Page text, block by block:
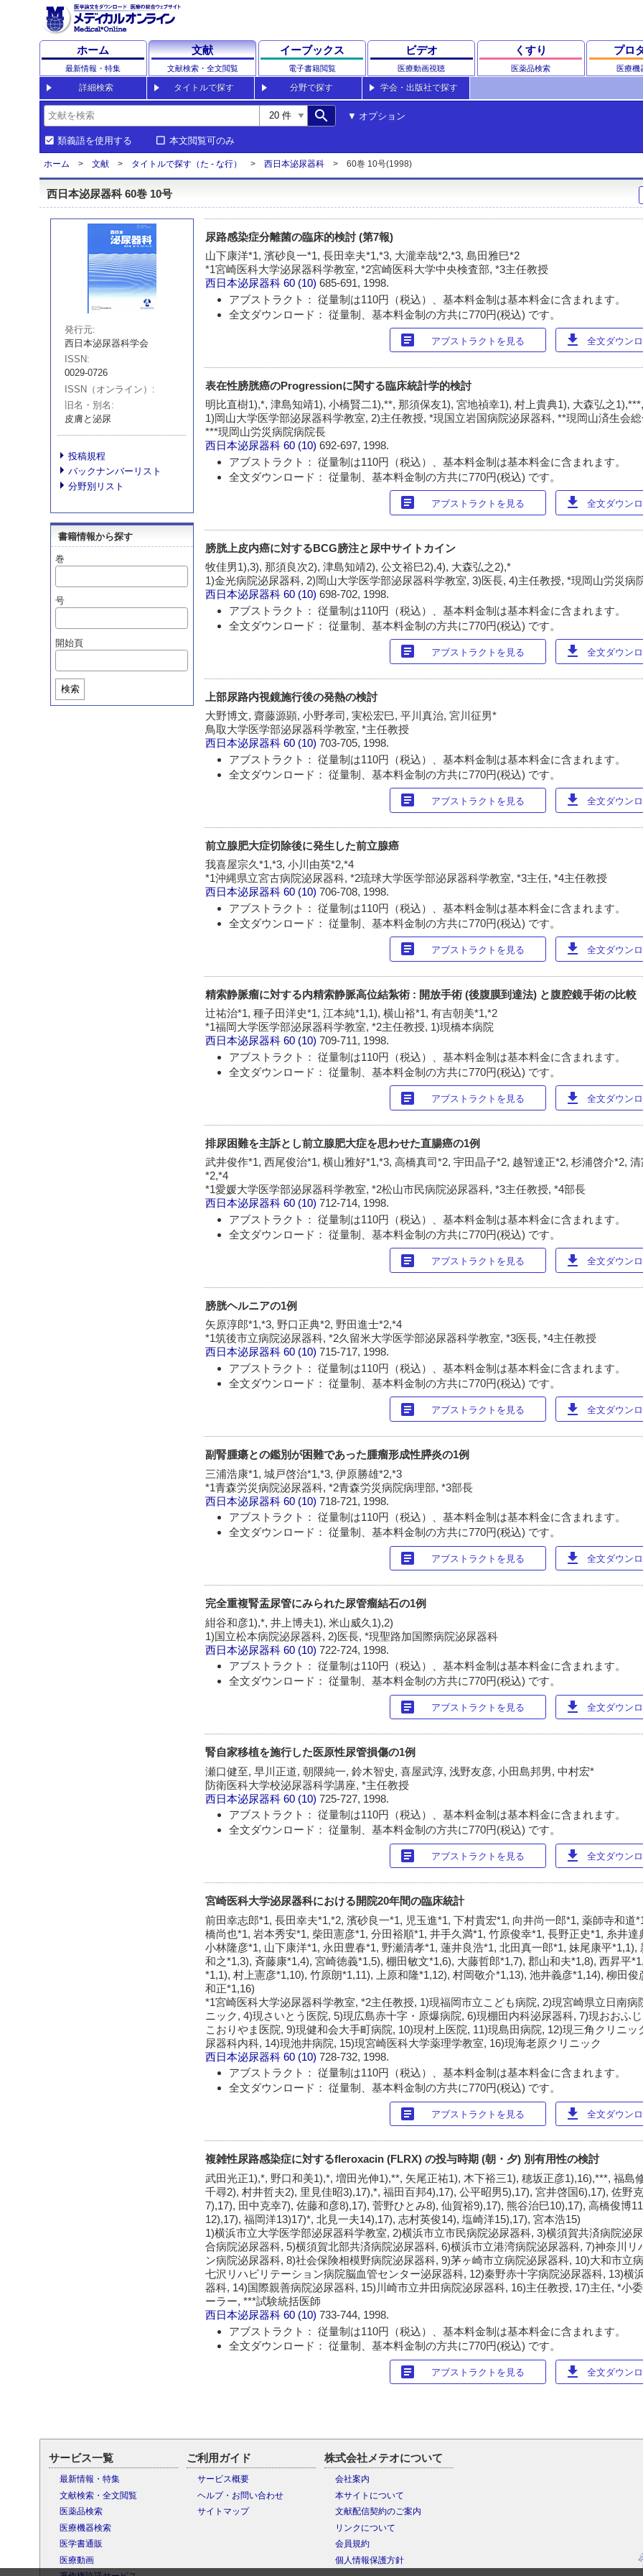
ホーム
最新情報・特集
文献
文献検索・全文閲覧
イーブックス
電子書籍閲覧
ビデオ
医療動画視聴
くすり
医薬品検索
プロ
医療機
詳細検索 タイトルで探す 分野で探す 学会・出版社で探す
search オプション
類義語を使用する 本文閲覧可のみ
ホーム 文献 タイトルで探す（た - な行） 西日本泌尿器科 60巻 10号(1998)
西日本泌尿器科 60巻 10号
発行元
西日本泌尿器科学会
ISSN
0029-0726
ISSN（オンライン）
旧名・別名
皮膚と泌尿
投稿規程
バックナンバーリスト
分野別リスト
書籍情報から探す
巻
号
開始頁
検索
尿路感染症分離菌の臨床的検討 (第7報)
山下康洋*1, 濱砂良一*1, 長田幸夫*1,*3, 大瀧幸哉*2,*3, 島田雅巳*2
*1宮崎医科大学泌尿器科学教室, *2宮崎医科大学中央検査部, *3主任教授
西日本泌尿器科 60 (10)685-691, 1998.
アブストラクト： 従量制は110円（税込）、基本料金制は基本料金に含まれます。
全文ダウンロード： 従量制、基本料金制の方共に770円(税込) です。
article アブストラクトを見る download 全文ダウン
表在性膀胱癌のProgressionに関する臨床統計学的検討
明比直樹1),*, 津島知靖1), 小橋賢二1),**, 那須保友1), 宮地禎幸1), 村上貴典1), 大森弘之
1)岡山大学医学部泌尿器科学教室, 2)主任教授, *現国立岩国病院泌尿器科, **現岡山済生会
***現岡山労災病院病院長
西日本泌尿器科 60 (10)692-697, 1998.
アブストラクト： 従量制は110円（税込）、基本料金制は基本料金に含まれます。
全文ダウンロード： 従量制、基本料金制の方共に770円(税込) です。
article アブストラクトを見る download 全文ダウン
膀胱上皮内癌に対するBCG膀注と尿中サイトカイン
牧佳男1),3), 那須良次2), 津島知靖2), 公文裕巳2),4), 大森弘之2),*
1)金光病院泌尿器科, 2)岡山大学医学部泌尿器科学教室, 3)医長, 4)主任教授, *現岡山労災病
西日本泌尿器科 60 (10)698-702, 1998.
アブストラクト： 従量制は110円（税込）、基本料金制は基本料金に含まれます。
全文ダウンロード： 従量制、基本料金制の方共に770円(税込) です。
article アブストラクトを見る download 全文ダウン
上部尿路内視鏡施行後の発熱の検討
大野博文, 齋藤源顕, 小野孝司, 実松宏巳, 平川真治, 宮川征男*
鳥取大学医学部泌尿器科学教室, *主任教授
西日本泌尿器科 60 (10)703-705, 1998.
アブストラクト： 従量制は110円（税込）、基本料金制は基本料金に含まれます。
全文ダウンロード： 従量制、基本料金制の方共に770円(税込) です。
article アブストラクトを見る download 全文ダウン
前立腺肥大症切除後に発生した前立腺癌
我喜屋宗久*1,*3, 小川由英*2,*4
*1沖縄県立宮古病院泌尿器科, *2琉球大学医学部泌尿器科学教室, *3主任, *4主任教授
西日本泌尿器科 60 (10)706-708, 1998.
アブストラクト： 従量制は110円（税込）、基本料金制は基本料金に含まれます。
全文ダウンロード： 従量制、基本料金制の方共に770円(税込) です。
article アブストラクトを見る download 全文ダウン
精索静脈瘤に対する内精索静脈高位結紮術 : 開放手術 (後腹膜到達法) と腹腔鏡手術の比較
辻祐治*1, 種子田洋史*1, 江本純*1,1), 横山裕*1, 有吉朝美*1,*2
*1福岡大学医学部泌尿器科学教室, *2主任教授, 1)現橋本病院
西日本泌尿器科 60 (10)709-711, 1998.
アブストラクト： 従量制は110円（税込）、基本料金制は基本料金に含まれます。
全文ダウンロード： 従量制、基本料金制の方共に770円(税込) です。
article アブストラクトを見る download 全文ダウン
排尿困難を主訴とし前立腺肥大症を思わせた直腸癌の1例
武井俊作*1, 西尾俊治*1, 横山雅好*1,*3, 高橋真司*2, 宇田晶子*2, 越智達正*2, 杉浦啓介*2,
*2,*4
*1愛媛大学医学部泌尿器科学教室, *2松山市民病院泌尿器科, *3主任教授, *4部長
西日本泌尿器科 60 (10)712-714, 1998.
アブストラクト： 従量制は110円（税込）、基本料金制は基本料金に含まれます。
全文ダウンロード： 従量制、基本料金制の方共に770円(税込) です。
article アブストラクトを見る download 全文ダウン
膀胱ヘルニアの1例
矢原淳郎*1,*3, 野口正典*2, 野田進士*2,*4
*1筑後市立病院泌尿器科, *2久留米大学医学部泌尿器科学教室, *3医長, *4主任教授
西日本泌尿器科 60 (10)715-717, 1998.
アブストラクト： 従量制は110円（税込）、基本料金制は基本料金に含まれます。
全文ダウンロード： 従量制、基本料金制の方共に770円(税込) です。
article アブストラクトを見る download 全文ダウン
副腎腫瘍との鑑別が困難であった腫瘤形成性膵炎の1例
三浦浩康*1, 城戸啓治*1,*3, 伊原勝雄*2,*3
*1青森労災病院泌尿器科, *2青森労災病院病理部, *3部長
西日本泌尿器科 60 (10)718-721, 1998.
アブストラクト： 従量制は110円（税込）、基本料金制は基本料金に含まれます。
全文ダウンロード： 従量制、基本料金制の方共に770円(税込) です。
article アブストラクトを見る download 全文ダウン
完全重複腎盂尿管にみられた尿管瘤結石の1例
紺谷和彦1),*, 井上博夫1), 米山威久1),2)
1)国立松本病院泌尿器科, 2)医長, *現聖路加国際病院泌尿器科
西日本泌尿器科 60 (10)722-724, 1998.
アブストラクト： 従量制は110円（税込）、基本料金制は基本料金に含まれます。
全文ダウンロード： 従量制、基本料金制の方共に770円(税込) です。
article アブストラクトを見る download 全文ダウン
腎自家移植を施行した医原性尿管損傷の1例
瀬口健至, 早川正道, 朝隈純一, 鈴木智史, 喜屋武淳, 浅野友彦, 小田島邦男, 中村宏*
防衛医科大学校泌尿器科学講座, *主任教授
西日本泌尿器科 60 (10)725-727, 1998.
アブストラクト： 従量制は110円（税込）、基本料金制は基本料金に含まれます。
全文ダウンロード： 従量制、基本料金制の方共に770円(税込) です。
article アブストラクトを見る download 全文ダウン
宮崎医科大学泌尿器科における開院20年間の臨床統計
前田幸志郎*1, 長田幸夫*1,*2, 濱砂良一*1, 児玉進*1, 下村貴宏*1, 向井尚一郎*1, 薬師寺和道
橋尚也*1, 岩本秀安*1, 柴田憲彦*1, 分田裕順*1, 井手久満*1, 竹原俊幸*1, 長野正史*1, 糸井達
小林隆彦*1, 山下康洋*1, 永田豊春*1, 野瀬清孝*1, 蓮井良浩*1, 北田真一郎*1, 妹尾康平*1,1),
和之*1,3), 斉藤康*1,4), 宮崎徳義*1,5), 棚田敏文*1,6), 大藤哲郎*1,7), 郡山和夫*1,8), 西昇平
*1,1), 村上憲彦*1,10), 竹原朗*1,11), 上原和隆*1,12), 村岡敬介*1,13), 池井義彦*1,14), 柳田俊
和正*1,16)
*1宮崎医科大学泌尿器科学教室, *2主任教授, 1)現福岡市立こども病院, 2)現宮崎県立日南病
ニック, 4)現さいとう医院, 5)現広島赤十字・原爆病院, 6)現棚田内科泌尿器科, 7)現おおふ
こおりやま医院, 9)現健和会大手町病院, 10)現村上医院, 11)現島田病院, 12)現三角クリニッ
尿器科内科, 14)現池井病院, 15)現宮崎医科大学薬理学教室, 16)現海老原クリニック
西日本泌尿器科 60 (10)728-732, 1998.
アブストラクト： 従量制は110円（税込）、基本料金制は基本料金に含まれます。
全文ダウンロード： 従量制、基本料金制の方共に770円(税込) です。
article アブストラクトを見る download 全文ダウン
複雑性尿路感染症に対するfleroxacin (FLRX) の投与時期 (朝・夕) 別有用性の検討
武田光正1),*, 野口和美1),*, 増田光伸1),**, 矢尾正祐1), 木下裕三1), 穂坂正彦1),16),***, 福島
千尋2), 村井哲夫2), 里見佳昭3),17),*, 福田百邦4),17), 公平昭男5),17), 宮井啓国6),17), 佐野
7),17), 田中克幸7), 佐藤和彦8),17), 菅野ひとみ8), 仙賀裕9),17), 熊谷治巳10),17), 高橋俊博
12),17), 福岡洋13)17)*, 北見一夫14),17), 志村英俊14), 塩崎洋15),17), 宮本浩15)
1)横浜市立大学医学部泌尿器科学教室, 2)横浜市立市民病院泌尿器科, 3)横須賀共済病院泌
合病院泌尿器科, 5)横須賀北部共済病院泌尿器科, 6)横浜市立港湾病院泌尿器科, 7)神奈川リ
ン病院泌尿器科, 8)社会保険相模野病院泌尿器科, 9)茅ヶ崎市立病院泌尿器科, 10)大和市立
七沢リハビリテーション病院脳血管センター泌尿器科, 12)秦野赤十字病院泌尿器科, 13)横
器科, 14)国際親善病院泌尿器科, 15)川崎市立井田病院泌尿器科, 16)主任教授, 17)主任, *小
ーラー, ***試験統括医師
西日本泌尿器科 60 (10)733-744, 1998.
アブストラクト： 従量制は110円（税込）、基本料金制は基本料金に含まれます。
全文ダウンロード： 従量制、基本料金制の方共に770円(税込) です。
article アブストラクトを見る download 全文ダウン
サービス一覧
最新情報・特集
文献検索・全文閲覧
医薬品検索
医療機器検索
医学書通販
医療動画
ご利用ガイド
サービス概要
ヘルプ・お問い合わせ
サイトマップ
株式会社メテオについて
会社案内
本サイトについて
文献配信契約のご案内
リンクについて
会員規約
個人情報保護方針